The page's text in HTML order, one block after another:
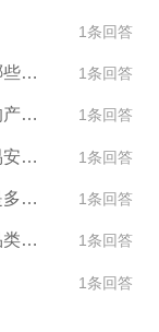
1条回答
在Fnac.es平台上出售的产品需要满足哪些标准？ 1条回答
我可以在Fnac.es平台上销售哪些类型的产品？ 1条回答
Fnac.es平台如何保护卖家和买家的交易安全？ 1条回答
在Fnac.es平台上销售产品的平均价格是多少？ 1条回答
Fnac.es平台上有哪些销售量最好的产品类别？ 1条回答
1条回答